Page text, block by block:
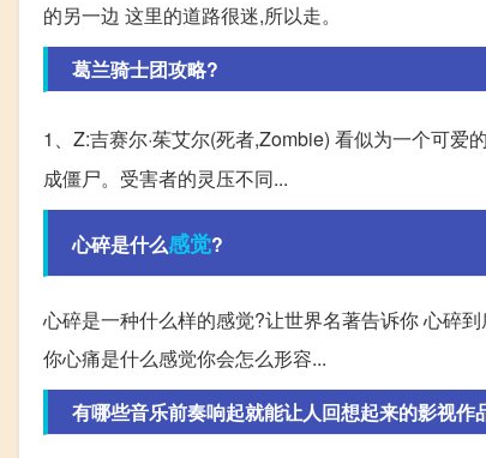
的另一边 这里的道路很迷,所以走。
葛兰骑士团攻略?
1、Z:吉赛尔·茱艾尔(死者,Zombie) 看似为一个可爱
成僵尸。受害者的灵压不同...
心碎是什么感觉?
心碎是一种什么样的感觉?让世界名著告诉你 心碎
你心痛是什么感觉你会怎么形容...
有哪些音乐前奏响起就能让人回想起来的影视作